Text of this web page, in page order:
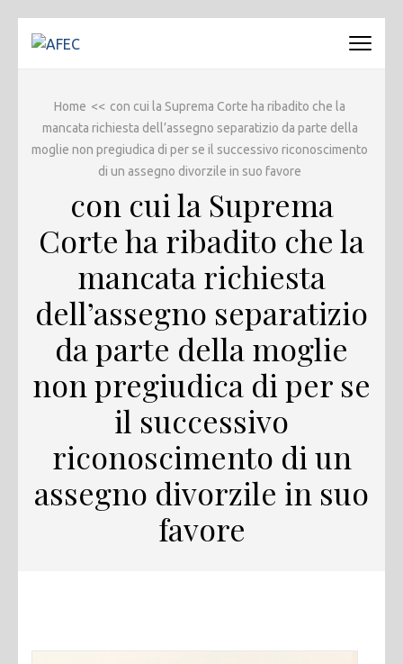
Home << con cui la Suprema Corte ha ribadito che la
mancata richiesta dell’assegno separatizio da parte della
moglie non pregiudica di per se il successivo riconoscimento
di un assegno divorzile in suo favore
con cui la Suprema
Corte ha ribadito che la
mancata richiesta
dell’assegno separatizio
da parte della moglie
non pregiudica di per se
il successivo
riconoscimento di un
assegno divorzile in suo
favore